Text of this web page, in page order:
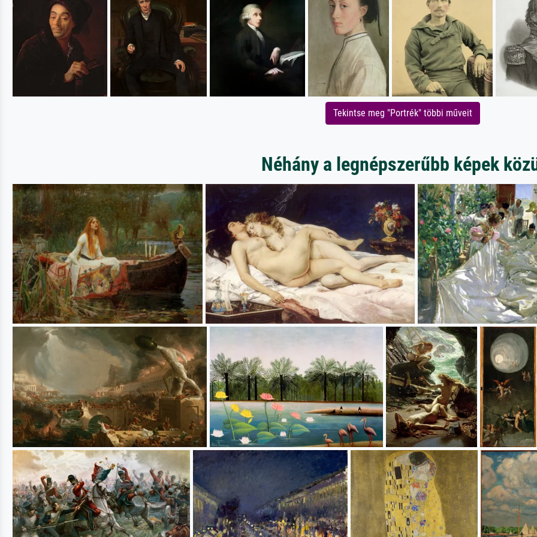
Tekintse meg "Portrék" többi műveit
Néhány a legnépszerűbb képek